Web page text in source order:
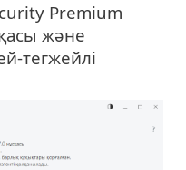
Premium
және
тегжейлі